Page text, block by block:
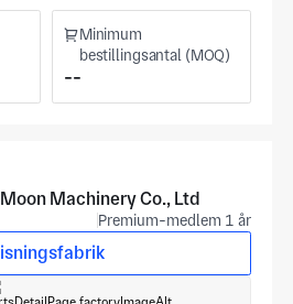
Minimum
bestillingsantal (MOQ)
--
Machinery Co., Ltd
Premium-medlem 1 år